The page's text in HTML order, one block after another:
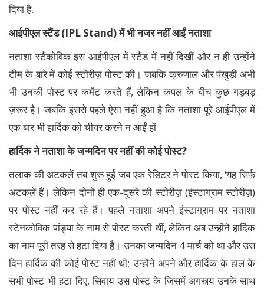
दिया है.
आईपीएल स्टैंड (IPL Stand) में भी नजर नहीं आईं नताशा
नताशा स्टैंकोविक इस आईपीएल में स्टैंड में नहीं दिखीं और न ही उन्होंने
टीम के बारे में कोई स्टोरीज़ पोस्ट की। जबकि क्रुणाल और पंखुड़ी अभी
भी उनकी पोस्ट पर कमेंट करते हैं, लेकिन कपल के बीच कुछ गड़बड़
ज़रूर है। जबकि इससे पहले ऐसा नहीं हुआ है कि नताशा पूरे आईपीएल में
एक बार भी हार्दिक को चीयर करने न आईं हों
हार्दिक ने नताशा के जन्मदिन पर नहीं की कोई पोस्ट?
तलाक की अटकलें तब शुरू हुईं जब एक रेडिटर ने पोस्ट किया, ‘यह सिर्फ़
अटकलें हैं। लेकिन दोनों ही एक-दूसरे की स्टोरीज़ (इंस्टाग्राम स्टोरीज़)
पर पोस्ट नहीं कर रहे हैं। पहले नताशा अपने इंस्टाग्राम पर नताशा
स्टेनकोविक पांड्या के नाम से पोस्ट करती थीं, लेकिन अब उन्होंने हार्दिक
का नाम पूरी तरह से हटा दिया है। उनका जन्मदिन 4 मार्च को था और उस
दिन हार्दिक की कोई पोस्ट नहीं थी; उन्होंने अपने और हार्दिक के हाल के
सभी पोस्ट भी हटा दिए, सिवाय उस पोस्ट के जिसमें अगस्त्य उनके साथ